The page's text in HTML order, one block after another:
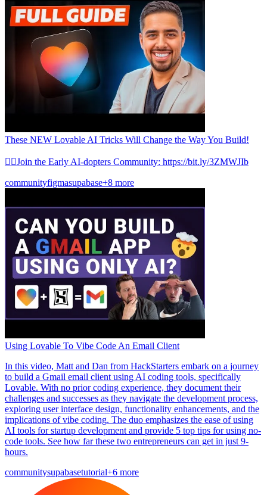
These NEW Lovable AI Tricks Will Change the Way You Build!
👉🏼Join the Early AI-dopters Community: https://bit.ly/3ZMWJIb
communityfigmasupabase+8 more
Using Lovable To Vibe Code An Email Client
In this video, Matt and Dan from HackStarters embark on a journey
to build a Gmail email client using AI coding tools, specifically
Lovable. With no prior coding experience, they document their
challenges and successes as they navigate the development process,
exploring user interface design, functionality enhancements, and the
implications of vibe coding. The duo emphasizes the ease of using
AI tools for startup development and provide 5 top tips for using no-
code tools. See how far these two entrepreneurs can get in just 9-
hours.
communitysupabasetutorial+6 more